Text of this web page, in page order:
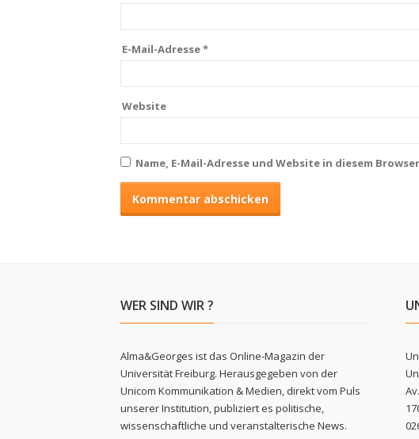
E-Mail-Adresse*
Website
Name, E-Mail-Adresse und Website in diesem
WER SIND WIR ?
Alma&Georges ist das Online-Magazin der
Universität Freiburg. Herausgegeben von der
Unicom Kommunikation & Medien, direkt vom Puls
unserer Institution, publiziert es politische,
wissenschaftliche und veranstalterische News.